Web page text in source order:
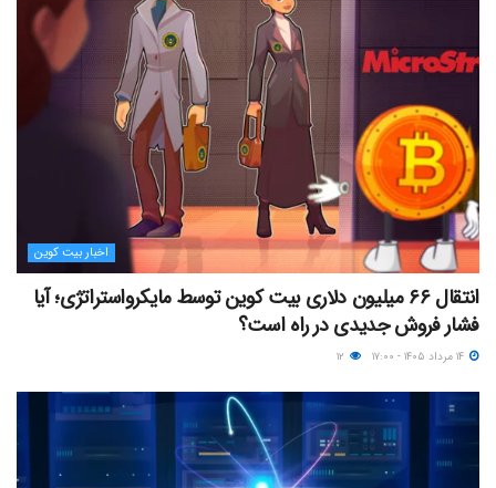
اخبار بیت کوین
انتقال ۶۶ میلیون دلاری بیت کوین توسط مایکرواستراتژی؛ آیا
فشار فروش جدیدی در راه است؟